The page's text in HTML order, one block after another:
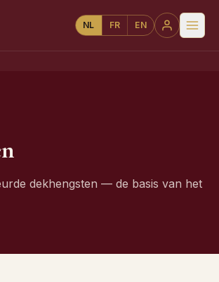
NL FR EN
dekhengsten — de basis van het